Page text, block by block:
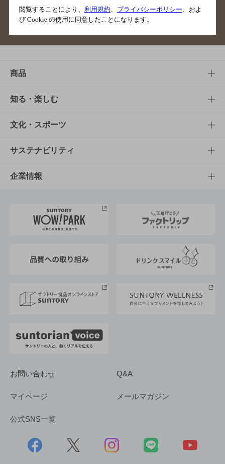
ご意見・ご感想
商品
商品TOP
商品一覧
商品発売情報
栄養成分一覧
知る・楽しむ
知る・楽しむTOP
キャンペーン
工場見学
地域情報
文化・スポーツ
文化・スポーツTOP
サントリーホール
サントリーサンバーズ大阪
サステナビリティ
サステナビリティTOP
サントリーが考えるサステナビリティ経営
企業情報
企業概要
採用情報
お問い合わせ Q&A
マイページ メールマガジン
公式SNS一覧
閲覧することにより、 利用規約 プライバシーポリシー 、およ
び Cookie の使用に同意したことになります。